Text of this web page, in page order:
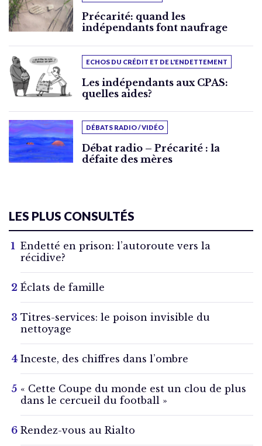
Précarité: quand les
indépendants font naufrage
ECHOS DU CRÉDIT ET DE L'ENDETTEMENT
Les indépendants aux CPAS:
quelles aides?
DÉBATS RADIO / VIDÉO
Débat radio – Précarité : la
défaite des mères
LES PLUS CONSULTÉS
Endetté en prison: l’autoroute vers la
récidive?
Éclats de famille
Titres-services: le poison invisible du
nettoyage
Inceste, des chiffres dans l’ombre
« Cette Coupe du monde est un clou de plus
dans le cercueil du football »
Rendez-vous au Rialto